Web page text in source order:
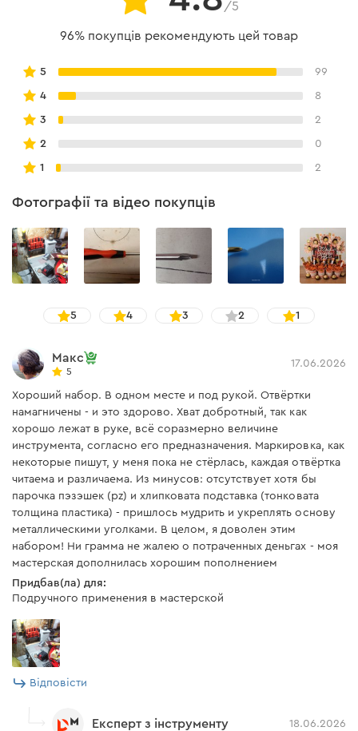
/5
96% покупців рекомендують цей товар
5 99
4 8
3 2
2 0
1 2
Фотографії та відео покупців
5 4 3 2 1
Макс
5
17.06.2026
Хороший набор. В одном месте и под рукой. Отвёртки
намагничены - и это здорово. Хват добротный, так как
хорошо лежат в руке, всё соразмерно величине
инструмента, согласно его предназначения. Маркировка, как
некоторые пишут, у меня пока не стёрлась, каждая отвёртка
читаема и различаема. Из минусов: отсутствует хотя бы
парочка пэзэшек (pz) и хлипковата подставка (тонковата
толщина пластика) - пришлось мудрить и укреплять основу
металлическими уголками. В целом, я доволен этим
набором! Ни грамма не жалею о потраченных деньгах - моя
мастерская дополнилась хорошим пополнением
Придбав(ла) для:
Подручного применения в мастерской
Відповісти
Експерт з інструменту 18.06.2026